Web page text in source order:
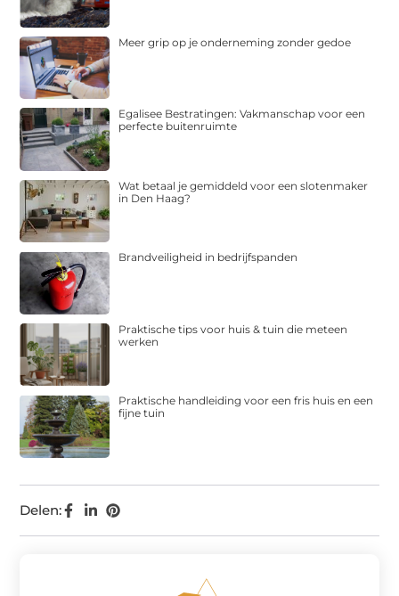
Delen:
Meer grip op je onderneming zonder gedoe
Egalisee Bestratingen: Vakmanschap voor een
perfecte buitenruimte
Wat betaal je gemiddeld voor een slotenmaker
in Den Haag?
Brandveiligheid in bedrijfspanden
Praktische tips voor huis & tuin die meteen
werken
Praktische handleiding voor een fris huis en een
fijne tuin